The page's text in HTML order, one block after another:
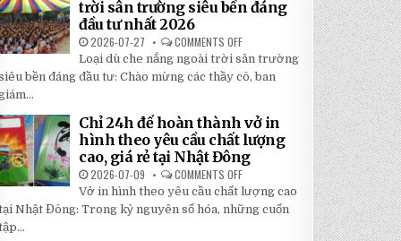
TAY
5
BÍ
MẬT
KIỆM
ĐẾN
30%
KHI
LẮP
trời sân trường siêu bền đáng
đầu tư nhất 2026
2026-07-27 COMMENTS OFF
TOP
5
LOẠI
DÙ
NGOÀI
TRỜI
SÂN
TRƯỜNG
SIÊU
BỀN
ĐẦU
NHẤT
Loại dù che nắng ngoài trời sân trường
bền đáng đầu tư: Chào mừng các thầy cô, ban
Chỉ 24h để hoàn thành vở in
hình theo yêu cầu chất lượng
cao, giá rẻ tại Nhật Đông
2026-07-09 COMMENTS OFF
CHỈ
24H
ĐỂ
HOÀN
Vở in hình theo yêu cầu chất lượng cao
Nhật Đông: Trong kỷ nguyên số hóa, những cuốn